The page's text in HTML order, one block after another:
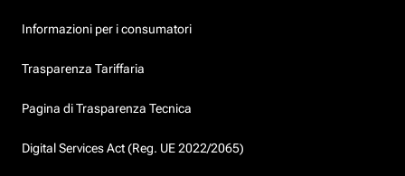
Informazioni per i consumatori
Trasparenza Tariffaria
Pagina di Trasparenza Tecnica
Digital Services Act (Reg. UE 2022/2065)